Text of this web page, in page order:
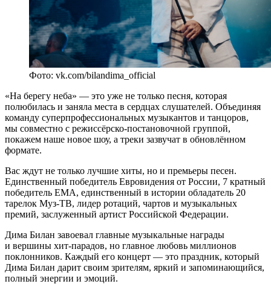
Фото: vk.com/bilandima_official
«На берегу неба» — это уже не только песня, которая
полюбилась и заняла места в сердцах слушателей. Объединяя
команду суперпрофессиональных музыкантов и танцоров,
мы совместно с режиссёрско-постановочной группой,
покажем наше новое шоу, а треки зазвучат в обновлённом
формате.
Вас ждут не только лучшие хиты, но и премьеры песен.
Единственный победитель Евровидения от России, 7 кратный
победитель EMA, единственный в истории обладатель 20
тарелок Муз-ТВ, лидер ротаций, чартов и музыкальных
премий, заслуженный артист Российской Федерации.
Дима Билан завоевал главные музыкальные награды
и вершины хит-парадов, но главное любовь миллионов
поклонников. Каждый его концерт — это праздник, который
Дима Билан дарит своим зрителям, яркий и запоминающийся,
полный энергии и эмоций.